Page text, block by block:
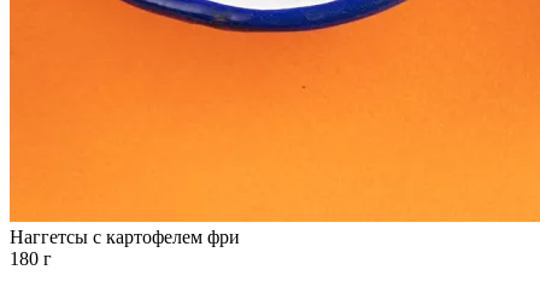
Наггетсы с картофелем фри
180 г